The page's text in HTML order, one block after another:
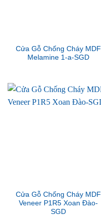
Cửa Gỗ Chống Cháy MDF
Melamine 1-a-SGD
Cửa Gỗ Chống Cháy MDF
Veneer P1R5 Xoan Đào-
SGD